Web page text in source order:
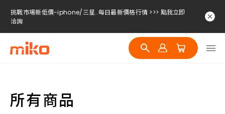
挑戰市場新低價-iphone/三星..每日最新價格行情 >>> 點我立即
洽詢
挑戰市場新低價-iphone/三星..每日最新價格行情 >>> 點我立即
洽詢
挑戰市場新低價-iphone/三星..每日最新價格行情 >>> 點我立即
所有商品